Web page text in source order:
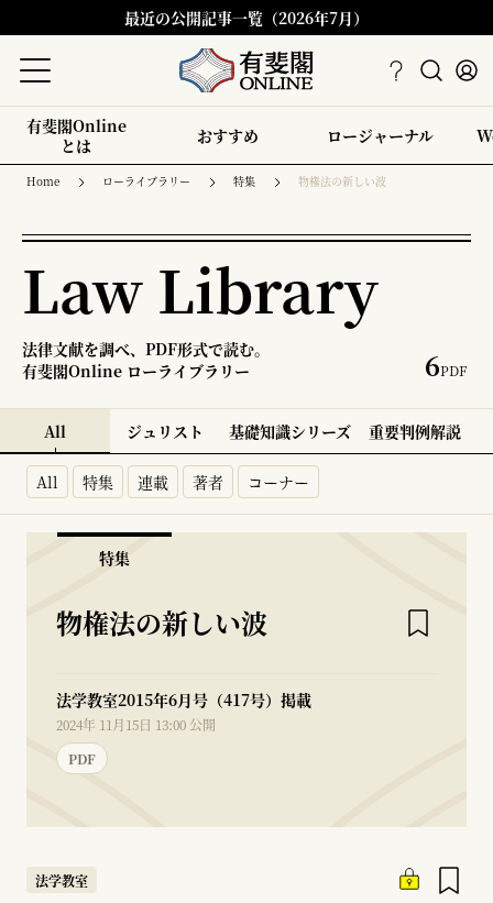
最近の公開記事一覧（2026年7月）
有斐閣Online
とは
おすすめ ロージャーナル
Home ローライブラリー 特集 物権法の新しい波
Law Library
法律文献を調べ、PDF形式で読む。
有斐閣Online ローライブラリー
6PDF
All ジュリスト 基礎知識シリーズ 重要判例解説
All 特集 連載 著者 コーナー
特集
物権法の新しい波
法学教室2015年6月号（417号）掲載
2024年 11月15日 13:00 公開
PDF
法学教室